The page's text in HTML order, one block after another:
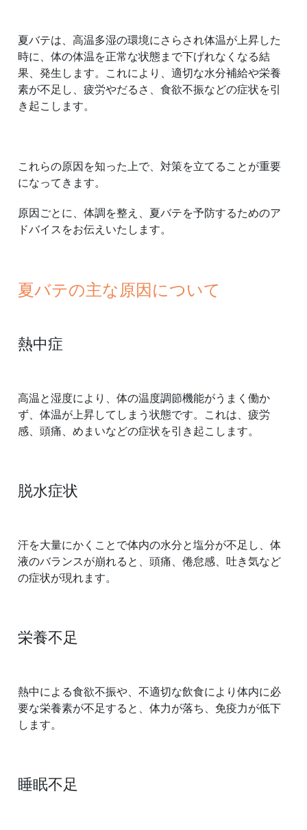
夏バテは、高温多湿の環境にさらされ体温が上昇した
時に、体の体温を正常な状態まで下げれなくなる結
果、発生します。これにより、適切な水分補給や栄養
素が不足し、疲労やだるさ、食欲不振などの症状を引
き起こします。
これらの原因を知った上で、対策を立てることが重要
になってきます。
原因ごとに、体調を整え、夏バテを予防するためのア
ドバイスをお伝えいたします。
夏バテの主な原因について
熱中症
高温と湿度により、体の温度調節機能がうまく働か
ず、体温が上昇してしまう状態です。これは、疲労
感、頭痛、めまいなどの症状を引き起こします。
脱水症状
汗を大量にかくことで体内の水分と塩分が不足し、体
液のバランスが崩れると、頭痛、倦怠感、吐き気など
の症状が現れます。
栄養不足
熱中による食欲不振や、不適切な飲食により体内に必
要な栄養素が不足すると、体力が落ち、免疫力が低下
します。
睡眠不足